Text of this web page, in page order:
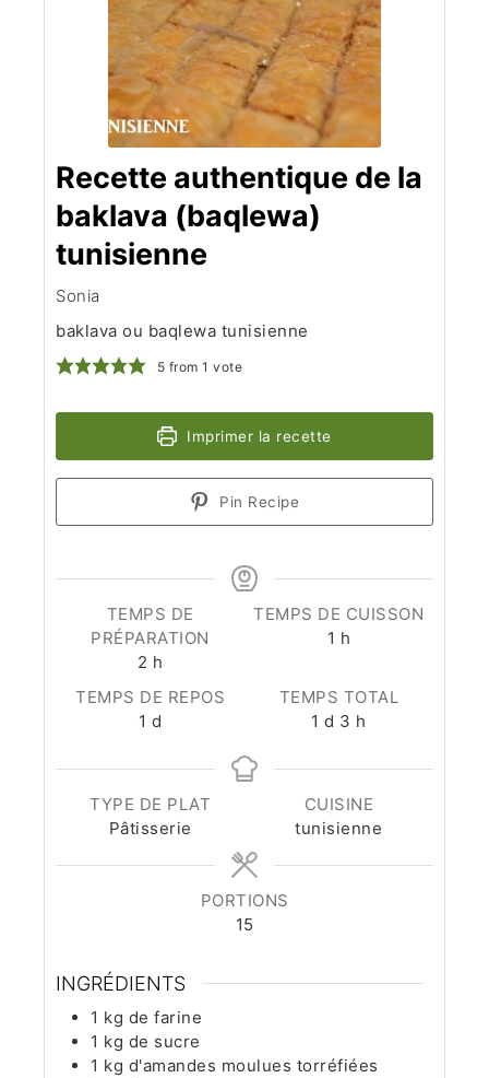
Recette authentique de la
baklava (baqlewa)
tunisienne
Sonia
baklava ou baqlewa tunisienne
5 from 1 vote
Imprimer la recette
Pin Recipe
TEMPS DE
PRÉPARATION
2 heures
h
TEMPS DE CUISSON
1 heure
h
TEMPS DE REPOS
1 day
d
TEMPS TOTAL
1 day
d 3 heures
h
TYPE DE PLAT
Pâtisserie
CUISINE
tunisienne
PORTIONS
15
INGRÉDIENTS
1 kg de farine
1 kg de sucre
1 kg d'amandes moulues torréfiées